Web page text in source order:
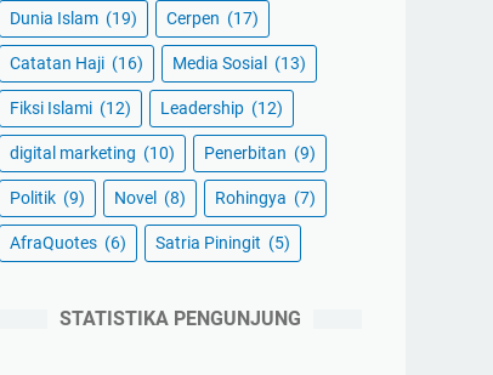
Dunia Islam (19) Cerpen (17)
Catatan Haji (16) Media Sosial (13)
Fiksi Islami (12) Leadership (12)
digital marketing (10) Penerbitan (9)
Politik (9) Novel (8) Rohingya (7)
AfraQuotes (6) Satria Piningit (5)
STATISTIKA PENGUNJUNG